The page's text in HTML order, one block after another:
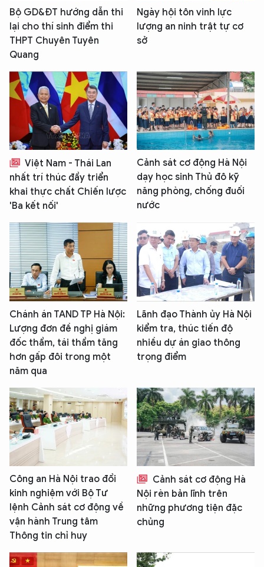
Bộ GD&ĐT hướng dẫn thi
lại cho thí sinh điểm thi
THPT Chuyên Tuyên
Quang
Ngày hội tôn vinh lực
lượng an ninh trật tự cơ
sở
Việt Nam - Thái Lan
nhất trí thúc đẩy triển
khai thực chất Chiến lược
'Ba kết nối'
Cảnh sát cơ động Hà Nội
dạy học sinh Thủ đô kỹ
năng phòng, chống đuối
nước
Chánh án TAND TP Hà Nội:
Lượng đơn đề nghị giám
đốc thẩm, tái thẩm tăng
hơn gấp đôi trong một
năm qua
Lãnh đạo Thành ủy Hà Nội
kiểm tra, thúc tiến độ
nhiều dự án giao thông
trọng điểm
Công an Hà Nội trao đổi
kinh nghiệm với Bộ Tư
lệnh Cảnh sát cơ động về
vận hành Trung tâm
Thông tin chỉ huy
Cảnh sát cơ động Hà
Nội rèn bản lĩnh trên
những phương tiện đặc
chủng